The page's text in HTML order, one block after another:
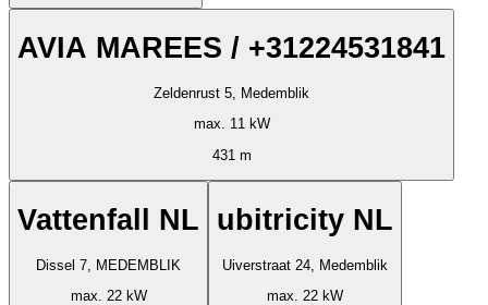
AVIA MAREES / +31224531841
Zeldenrust 5, Medemblik
max. 11 kW
431 m
Vattenfall NL
Dissel 7, MEDEMBLIK
max. 22 kW
ubitricity NL
Uiverstraat 24, Medemblik
max. 22 kW